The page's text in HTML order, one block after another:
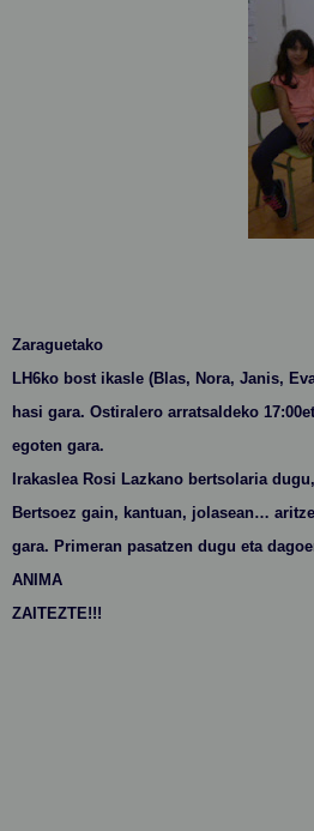
Zaraguetako
LH6ko bost ikasle (Blas, Nora, Janis,
hasi gara. Ostiralero arratsaldeko
egoten gara.
Irakaslea Rosi Lazkano bertsolaria
Bertsoez gain, kantuan, jolasean…
gara. Primeran pasatzen dugu eta
ANIMA
ZAITEZTE!!!